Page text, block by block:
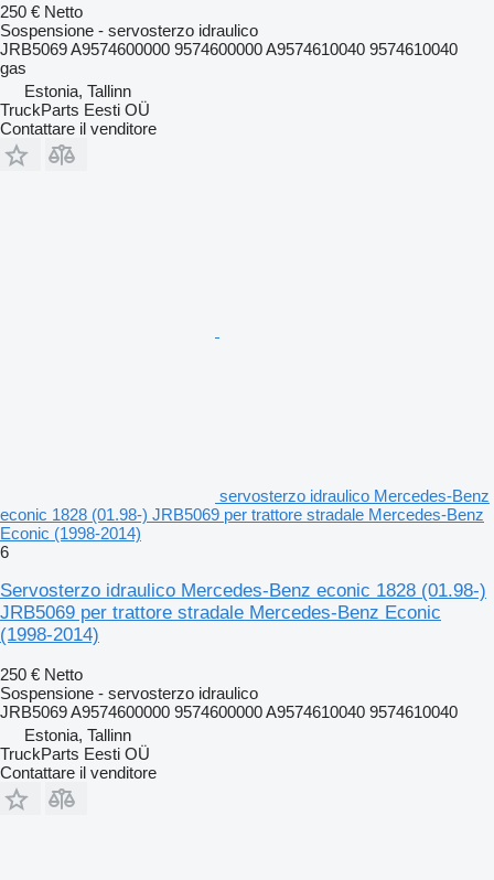
250 € Netto
Sospensione - servosterzo idraulico
JRB5069 A9574600000 9574600000 A9574610040 9574610040
gas
Estonia, Tallinn
TruckParts Eesti OÜ
Contattare il venditore
servosterzo idraulico Mercedes-Benz
econic 1828 (01.98-) JRB5069 per trattore stradale Mercedes-Benz
Econic (1998-2014)
6
Servosterzo idraulico Mercedes-Benz econic 1828 (01.98-)
JRB5069 per trattore stradale Mercedes-Benz Econic
(1998-2014)
250 € Netto
Sospensione - servosterzo idraulico
JRB5069 A9574600000 9574600000 A9574610040 9574610040
Estonia, Tallinn
TruckParts Eesti OÜ
Contattare il venditore